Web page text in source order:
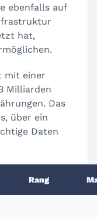
ebenfalls auf
hat,
mit einer
Milliarden
Das
über ein
Daten
Rang